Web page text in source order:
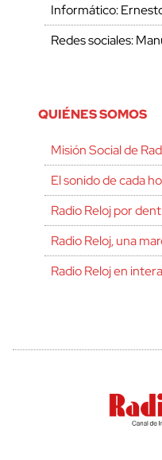
Informático:
Redes sociales:
QUIÉNES SOMOS
Misión Social de
El sonido de cada
Radio Reloj por
Radio Reloj, una
Radio Reloj en